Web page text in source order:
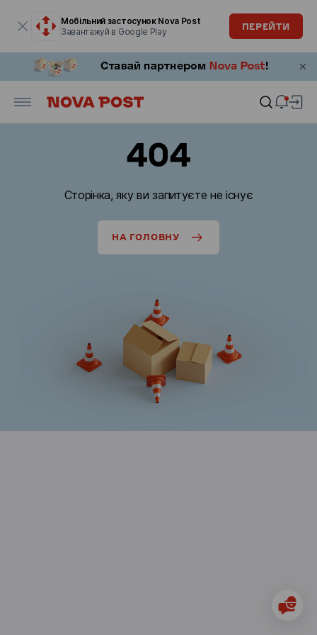
Мобільний застосунок Nova Post
Завантажуй в Google Play
ПЕРЕЙТИ
404
Сторінка, яку ви запитуєте не існує
НА ГОЛОВНУ